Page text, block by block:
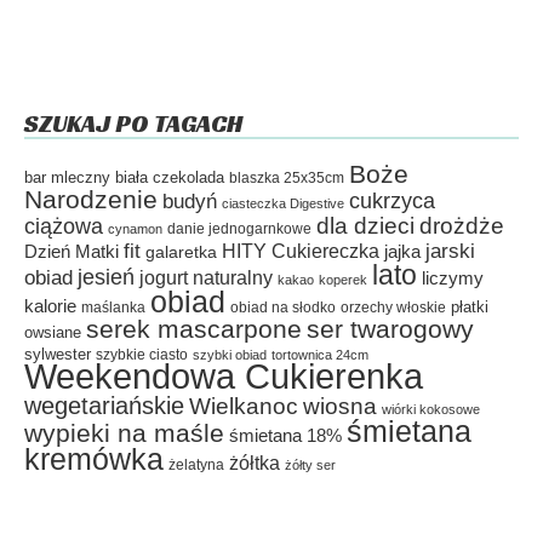
SZUKAJ PO TAGACH
bar mleczny biała czekolada blaszka 25x35cm Boże
Narodzenie budyń ciasteczka Digestive cukrzyca
ciążowa cynamon danie jednogarnkowe dla dzieci drożdże
Dzień Matki fit galaretka HITY Cukiereczka jajka jarski
obiad jesień jogurt naturalny kakao koperek lato liczymy
kalorie maślanka obiad obiad na słodko orzechy włoskie płatki
owsiane serek mascarpone ser twarogowy
sylwester szybkie ciasto szybki obiad tortownica 24cm
Weekendowa Cukierenka
wegetariańskieWielkanoc wiosna wiórki kokosowe
wypieki na maśle śmietana 18% śmietana
kremówka żelatyna żółtka żółty ser